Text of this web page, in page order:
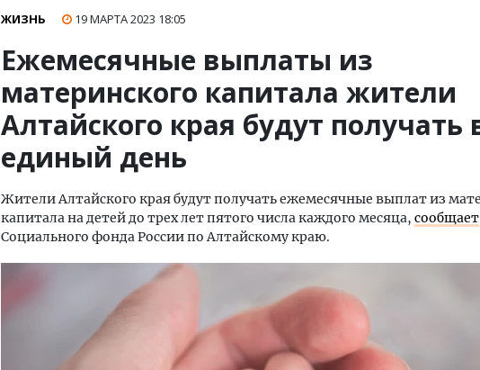
ЖИЗНЬ 19 МАРТА 2023 18:05
Ежемесячные выплаты из
материнского капитала жители
Алтайского края будут получать
единый день
Жители Алтайского края будут получать ежемесячные выплат из
капитала на детей до трех лет пятого числа каждого месяца, сообщает
Социального фонда России по Алтайскому краю.